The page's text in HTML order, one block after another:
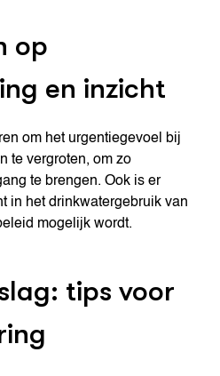
op
en inzicht
om het urgentiegevoel bij
te vergroten, om zo
te brengen. Ook is er
in het drinkwatergebruik van
mogelijk wordt.
tips voor